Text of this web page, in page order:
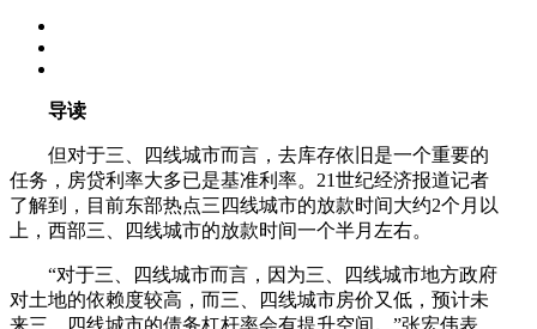
导读
但对于三、四线城市而言，去库存依旧是一个重要的
任务，房贷利率大多已是基准利率。21世纪经济报道记者
了解到，目前东部热点三四线城市的放款时间大约2个月以
上，西部三、四线城市的放款时间一个半月左右。
“对于三、四线城市而言，因为三、四线城市地方政府
对土地的依赖度较高，而三、四线城市房价又低，预计未
来三、四线城市的债务杠杆率会有提升空间。”张宏伟表